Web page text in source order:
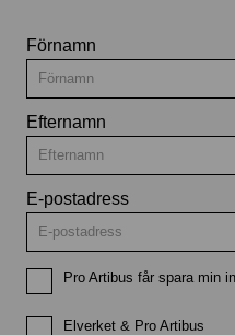
Förnamn
Efternamn
E-postadress
Pro Artibus får spara min
Elverket & Pro Artibus